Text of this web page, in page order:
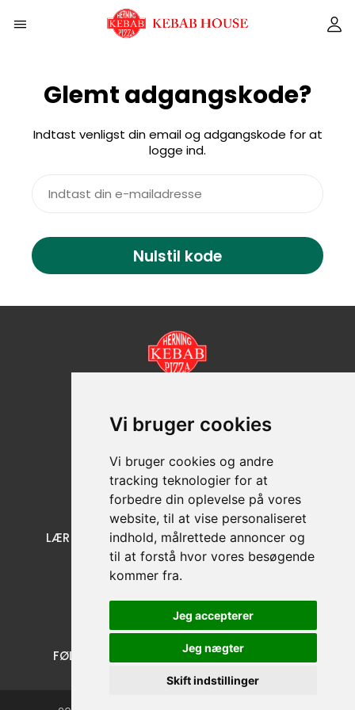
Vi bruger cookies
Vi bruger cookies og andre
tracking teknologier for at
forbedre din oplevelse på vores
website, til at vise personaliseret
indhold, målrettede annoncer og
til at forstå hvor vores besøgende
kommer fra.
Jeg accepterer
Jeg nægter
Skift indstillinger
Glemt adgangskode?
Indtast venligst din email og adgangskode for at
logge ind.
Nulstil kode
+45 97 21 73 50
CVR nr: 33079095
LÆR OS AT KENDE
Menu
KUNDE SERVICE
Persondatapolitik
FØLG OS. Facebook Instagram